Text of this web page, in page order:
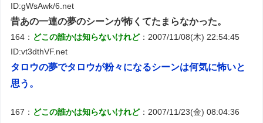
ID:gWsAwk/6.net
昔あの一連の夢のシーンが怖くてたまらなかった。
164： どこの誰かは知らないけれど：2007/11/08(木) 22:54:45
ID:vt3dthVF.net
タロウの夢でタロウが粉々になるシーンは何気に怖いと
思う。
167： どこの誰かは知らないけれど：2007/11/23(金) 08:04:36